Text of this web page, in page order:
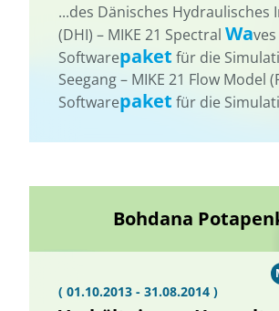
...des Dänisches Hydraulisches
(DHI) – MIKE 21 Spectral Waves
Softwarepaket für die
Seegang – MIKE 21 Flow Model
Softwarepaket für die
Bohdana
( 01.10.2013 - 31.08.2014 )